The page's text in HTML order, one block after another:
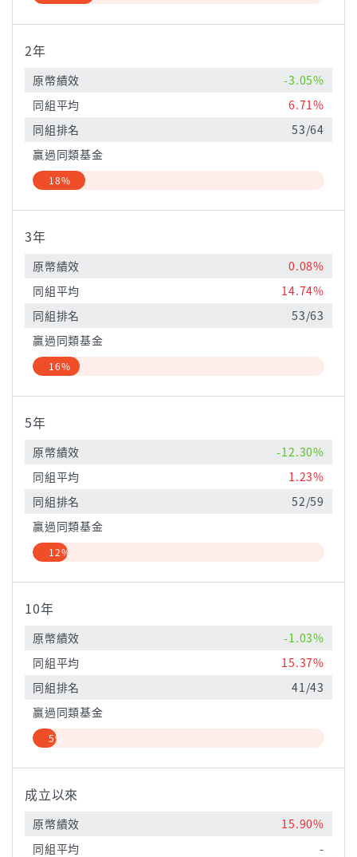
2年
原幣績效
-3.05%
同組平均
6.71%
同組排名
53/64
贏過同類基金
18%
3年
原幣績效
0.08%
同組平均
14.74%
同組排名
53/63
贏過同類基金
16%
5年
原幣績效
-12.30%
同組平均
1.23%
同組排名
52/59
贏過同類基金
12%
10年
原幣績效
-1.03%
同組平均
15.37%
同組排名
41/43
贏過同類基金
5%
成立以來
原幣績效
15.90%
同組平均
-